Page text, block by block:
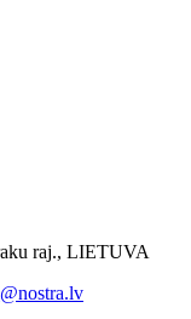
raj., LIETUVA